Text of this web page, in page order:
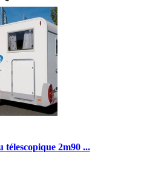
télescopique 2m90 ...